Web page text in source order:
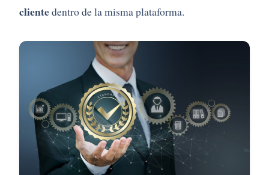
clientedentro de la misma plataforma.